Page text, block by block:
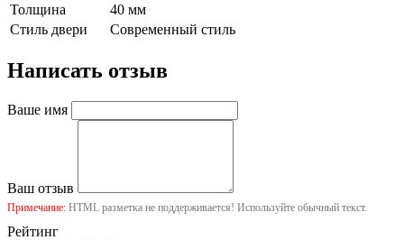
Толщина
40 мм
Стиль двери
Современный стиль
Написать отзыв
Ваше имя
Ваш отзыв
Примечание: HTML разметка не поддерживается! Используйте обычный текст.
Рейтинг